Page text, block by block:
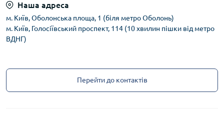
Конструкція оправ
дитячої рухливості. Оправи витримують згинання, падіння та
активне використання, залишаючись цілими і зручними. Це
чудовий вибір для школи, прогулянок чи спортивних занять.
Стиль для дітей і підлітків
Колекція включає моделі в яскравих, трендових кольорах, а
Наша адреса
м. Київ, Оболонська площа, 1 (біля метро Оболонь)
м. Київ, Голосіївський проспект, 114 (10 хвилин пішки від метро
ВДНГ)
Перейти до контактів